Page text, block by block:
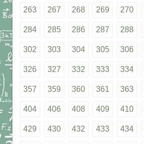
263 267 268 269 270
284 285 286 287 288
302 303 304 305 306
326 327 332 333 334
357 359 360 361 363
404 406 408 409 410
429 430 432 433 434